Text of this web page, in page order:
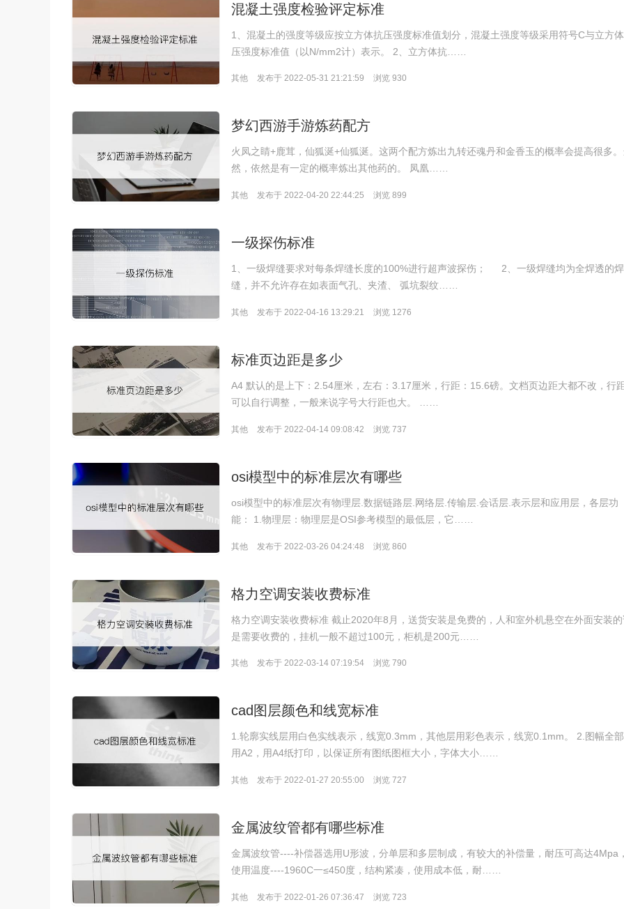
混凝土强度检验评定标准
1、混凝土的强度等级应按立方体抗压强度标准值划分，混凝土强度等级采用符号C与立方
压强度标准值（以N/mm2计）表示。 2、立方体抗……
其他 发布于 2022-05-31 21:21:59 浏览 930
梦幻西游手游炼药配方
火凤之睛+鹿茸，仙狐涎+仙狐涎。这两个配方炼出九转还魂丹和金香玉的概率会提高很多
然，依然是有一定的概率炼出其他药的。 凤凰……
其他 发布于 2022-04-20 22:44:25 浏览 899
一级探伤标准
1、一级焊缝要求对每条焊缝长度的100%进行超声波探伤； 2、一级焊缝均为全焊透的焊
缝，并不允许存在如表面气孔、夹渣、 弧坑裂纹……
其他 发布于 2022-04-16 13:29:21 浏览 1276
标准页边距是多少
A4 默认的是上下：2.54厘米，左右：3.17厘米，行距：15.6磅。文档页边距大都不改，行
可以自行调整，一般来说字号大行距也大。 ……
其他 发布于 2022-04-14 09:08:42 浏览 737
osi模型中的标准层次有哪些
osi模型中的标准层次有物理层.数据链路层.网络层.传输层.会话层.表示层和应用层，各层功
能： 1.物理层：物理层是OSI参考模型的最低层，它……
其他 发布于 2022-03-26 04:24:48 浏览 860
格力空调安装收费标准
格力空调安装收费标准 截止2020年8月，送货安装是免费的，人和室外机悬空在外面安装
是需要收费的，挂机一般不超过100元，柜机是200元……
其他 发布于 2022-03-14 07:19:54 浏览 790
cad图层颜色和线宽标准
1.轮廓实线层用白色实线表示，线宽0.3mm，其他层用彩色表示，线宽0.1mm。 2.图幅全
用A2，用A4纸打印，以保证所有图纸图框大小，字体大小……
其他 发布于 2022-01-27 20:55:00 浏览 727
金属波纹管都有哪些标准
金属波纹管----补偿器选用U形波，分单层和多层制成，有较大的补偿量，耐压可高达4Mpa
使用温度----1960C一≤450度，结构紧凑，使用成本低，耐……
其他 发布于 2022-01-26 07:36:47 浏览 723